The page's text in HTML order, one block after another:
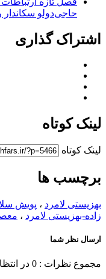
حاجی‌دولو
اشتراک گذاری
لینک کوتاه
لینک کوتاه
برچسب ها
بهزیستی لامرد ، پویش
زاده-بهزیستی لامرد ،
ارسال نظر شما
مجموع نظرات : 0 در